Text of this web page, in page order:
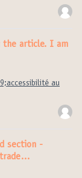
the article. I am
au
section -
trade…